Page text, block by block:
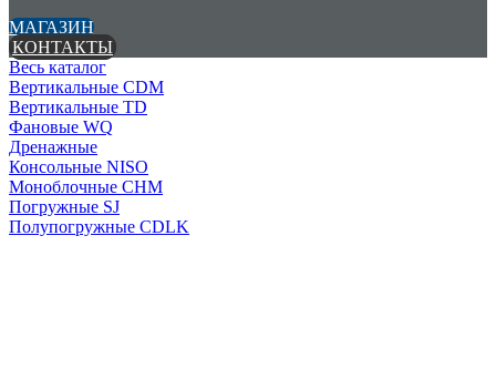
МАГАЗИН
КОНТАКТЫ
Весь каталог
Вертикальные CDM
Вертикальные TD
Фановые WQ
Дренажные
Консольные NISO
Моноблочные CHМ
Погружные SJ
Полупогружные CDLK